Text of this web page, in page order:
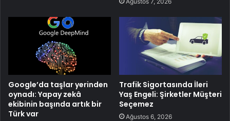
Google’da taşlar yerinden
oynadı: Yapay zekâ
ekibinin başında artık bir
Türk var
Trafik Sigortasında İleri
Yaş Engeli: Şirketler Müşteri
Seçemez
Ağustos 6, 2026